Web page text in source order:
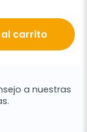
carrito
a nuestras